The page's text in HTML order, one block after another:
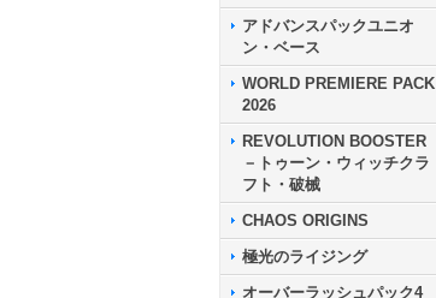
アドバンスパックユニオ
ン・ベース
WORLD PREMIERE PACK
2026
REVOLUTION BOOSTER
－トゥーン・ウィッチクラ
フト・破械
CHAOS ORIGINS
極光のライジング
オーバーラッシュパック4